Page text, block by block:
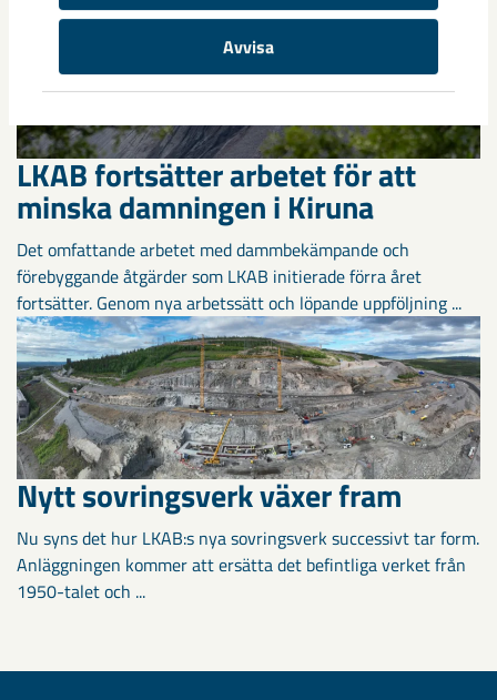
Avvisa
LKAB fortsätter arbetet för att
minska damningen i Kiruna
Det omfattande arbetet med dammbekämpande och
förebyggande åtgärder som LKAB initierade förra året
fortsätter. Genom nya arbetssätt och löpande uppföljning ...
Nytt sovringsverk växer fram
Nu syns det hur LKAB:s nya sovringsverk successivt tar form.
Anläggningen kommer att ersätta det befintliga verket från
1950-talet och ...